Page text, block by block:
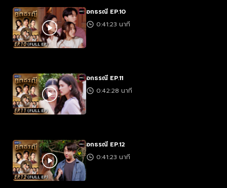
อกธรณี EP.10
0:41:23 นาที
อกธรณี EP.11
0:42:28 นาที
อกธรณี EP.12
0:41:23 นาที